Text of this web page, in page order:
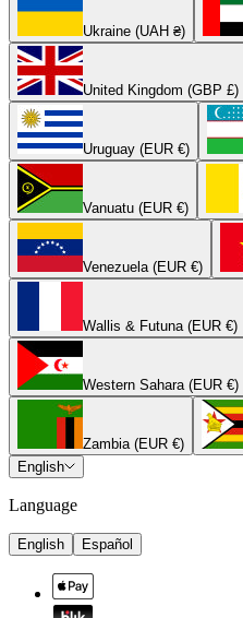
Ukraine (UAH ₴)
United Kingdom (GBP £)
Uruguay (EUR €)
Vanuatu (EUR €)
Venezuela (EUR €)
Wallis & Futuna (EUR €)
Western Sahara (EUR €)
Zambia (EUR €)
English
Language
English Español